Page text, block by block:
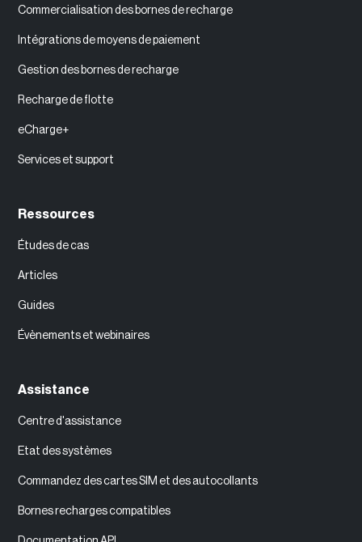
Commercialisation des bornes de recharge
Intégrations de moyens de paiement
Gestion des bornes de recharge
Recharge de flotte
eCharge+
Services et support
Ressources
‍Études de cas
Articles
Guides
Évènements et webinaires
Assistance
Centre d'assistance
Etat des systèmes
Commandez des cartes SIM et des autocollants
Bornes recharges compatibles